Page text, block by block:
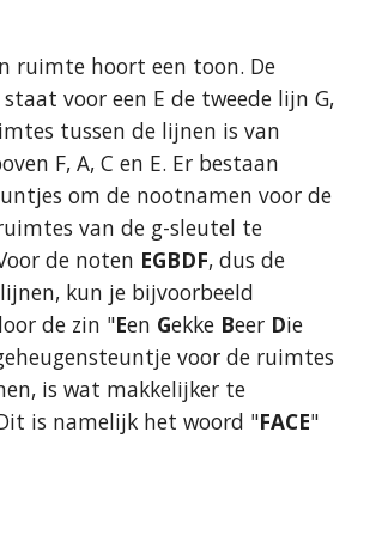
ruimte hoort een toon. De
voor een E de tweede lijn G,
tussen de lijnen is van
F, A, C en E. Er bestaan
om de nootnamen voor de
van de g-sleutel te
de noten EGBDF, dus de
kun je bijvoorbeeld
de zin "Een Gekke Beer Die
voor de ruimtes
is wat makkelijker te
is namelijk het woord "FACE"